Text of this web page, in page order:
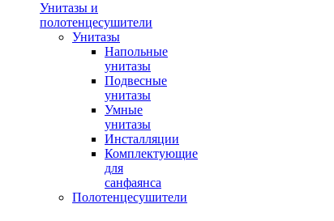
Унитазы и
полотенцесушители
Унитазы
Напольные
унитазы
Подвесные
унитазы
Умные
унитазы
Инсталляции
Комплектующие
для
санфаянса
Полотенцесушители